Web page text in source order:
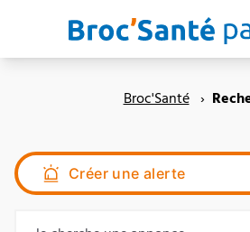
Broc'Santé ›
Créer une alerte